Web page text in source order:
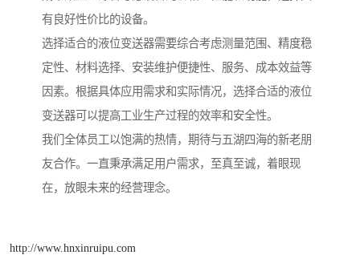
有良好性价比的设备。
选择适合的液位变送器需要综合考虑测量范围、精度稳
定性、材料选择、安装维护便捷性、服务、成本效益等
因素。根据具体应用需求和实际情况，选择合适的液位
变送器可以提高工业生产过程的效率和安全性。
我们全体员工以饱满的热情，期待与五湖四海的新老朋
友合作。一直秉承满足用户需求，至真至诚，着眼现
在，放眼未来的经营理念。
http://www.hnxinruipu.com